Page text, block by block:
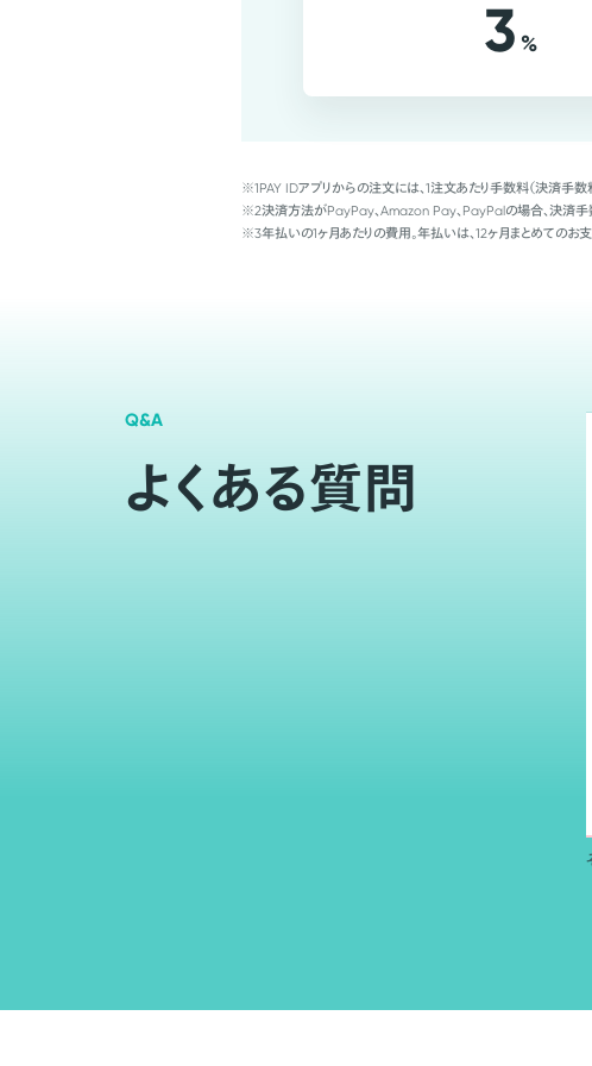
3 %
※1PAY IDアプリからの注文には、1注文あたり手数料（決済手
※2決済方法がPayPay、Amazon Pay、PayPalの場合、決済手
※3年払いの1ヶ月あたりの費用。年払いは、12ヶ月まとめてのお
Q&A
よくある質問